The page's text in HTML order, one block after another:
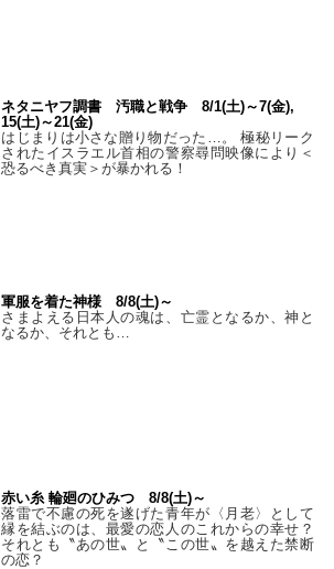
ネタニヤフ調書 汚職と戦争 8/1(土)～7(金),
15(土)～21(金)
はじまりは小さな贈り物だった…。 極秘リーク
されたイスラエル首相の警察尋問映像により＜
恐るべき真実＞が暴かれる！
軍服を着た神様 8/8(土)～
さまよえる日本人の魂は、亡霊となるか、神と
なるか、それとも…
赤い糸 輪廻のひみつ 8/8(土)～
落雷で不慮の死を遂げた青年が〈月老〉として
縁を結ぶのは、最愛の恋人のこれからの幸せ？
それとも〝あの世〟と〝この世〟を越えた禁断
の恋？